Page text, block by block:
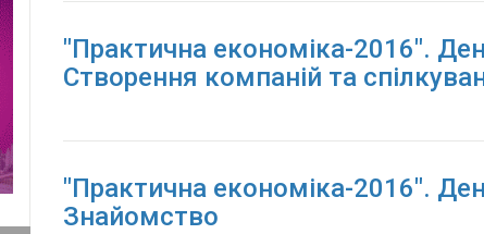
"Практична економіка-2016".
Створення компаній та
"Практична економіка-2016".
Знайомство